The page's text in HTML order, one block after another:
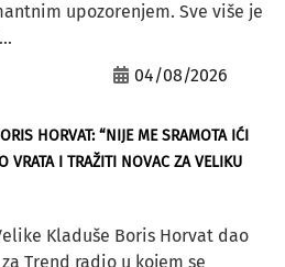
upozorenjem. Sve više je
04/08/2026
HORVAT: “NIJE ME SRAMOTA IĆI
VRATA I TRAŽITI NOVAC ZA VELIKU
Kladuše Boris Horvat dao
Trend radio u kojem se